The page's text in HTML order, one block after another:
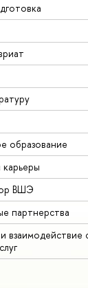
образование
ВШЭ
партнерства
взаимодействие